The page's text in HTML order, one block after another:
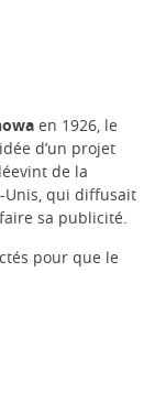
en 1926, le
d’un projet
de la
Unis, qui diffusait
sa publicité.
pour que le